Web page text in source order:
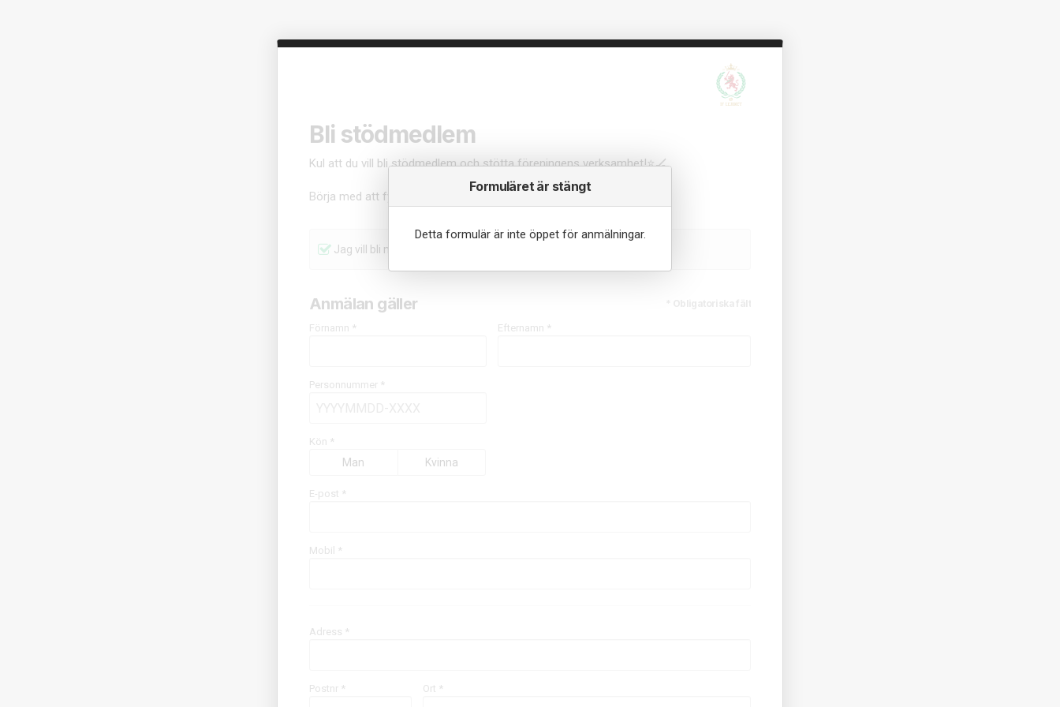
Formuläret är stängt
Detta formulär är inte öppet för anmälningar.
Bli stödmedlem
Kul att du vill bli stödmedlem och stötta föreningens verksamhet!⭐🏒
Börja med att fylla i dina uppgifter i formuläret nedan.
Jag vill bli medlem i IF Lejonet
Anmälan gäller
Förnamn * Efternamn *
Personnummer *
Kön *
Man Kvinna
E-post *
Mobil *
Adress *
Postnr * Ort *